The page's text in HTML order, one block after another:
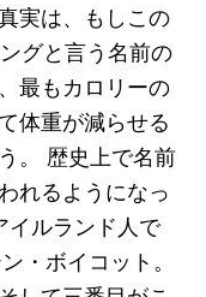
実は、もしこの
グと言う名前の
最もカロリーの
体重が減らせる
。 歴史上で名前
れるようになっ
イルランド人で
・ボイコット。